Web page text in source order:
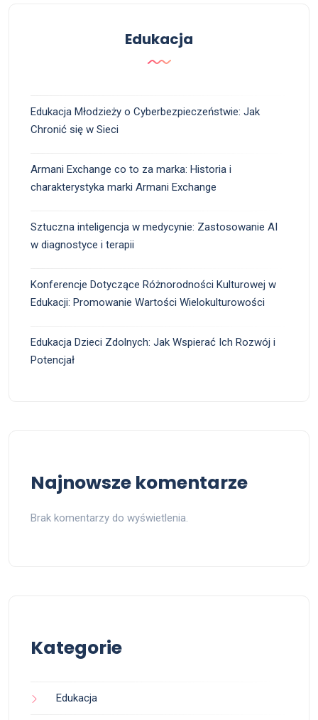
Edukacja
Edukacja Młodzieży o Cyberbezpieczeństwie: Jak
Chronić się w Sieci
Armani Exchange co to za marka: Historia i
charakterystyka marki Armani Exchange
Sztuczna inteligencja w medycynie: Zastosowanie AI
w diagnostyce i terapii
Konferencje Dotyczące Różnorodności Kulturowej w
Edukacji: Promowanie Wartości Wielokulturowości
Edukacja Dzieci Zdolnych: Jak Wspierać Ich Rozwój i
Potencjał
Najnowsze komentarze
Brak komentarzy do wyświetlenia.
Kategorie
Edukacja